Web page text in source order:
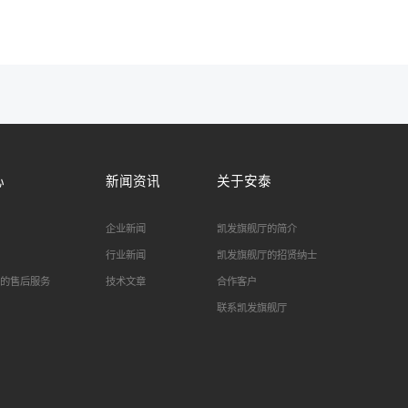
售后服务
新闻资讯
企业新闻
行业新闻
技术文章
关于安泰
凯发旗舰厅的简介
凯发旗舰厅的招贤纳士
合作客户
联系凯发旗舰厅